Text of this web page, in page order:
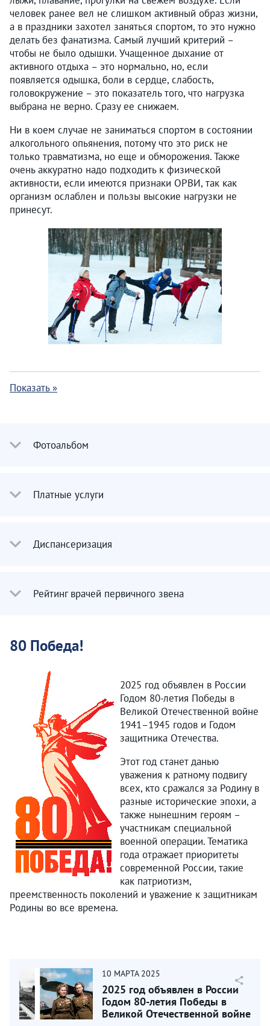
человек ранее вел не слишком активный образ жизни,
а в праздники захотел заняться спортом, то это нужно
делать без фанатизма. Самый лучший критерий –
чтобы не было одышки. Учащенное дыхание от
активного отдыха – это нормально, но, если
появляется одышка, боли в сердце, слабость,
головокружение – это показатель того, что нагрузка
выбрана не верно. Сразу ее снижаем.
Ни в коем случае не заниматься спортом в состоянии
алкогольного опьянения, потому что это риск не
только травматизма, но еще и обморожения. Также
очень аккуратно надо подходить к физической
активности, если имеются признаки ОРВИ, так как
организм ослаблен и пользы высокие нагрузки не
принесут.
Показать »
Фотоальбом
Платные услуги
Диспансеризация
Рейтинг врачей первичного звена
80 Победа!
2025 год объявлен в России
Годом 80-летия Победы в
Великой Отечественной войне
1941–1945 годов и Годом
защитника Отечества.
Этот год станет данью
уважения к ратному подвигу
всех, кто сражался за Родину в
разные исторические эпохи, а
также нынешним героям –
участникам специальной
военной операции. Тематика
года отражает приоритеты
современной России, такие
как патриотизм,
преемственность поколений и уважение к защитникам
Родины во все времена.
10 МАРТА 2025
2025 год объявлен в России
Годом 80-летия Победы в
Великой Отечественной войне